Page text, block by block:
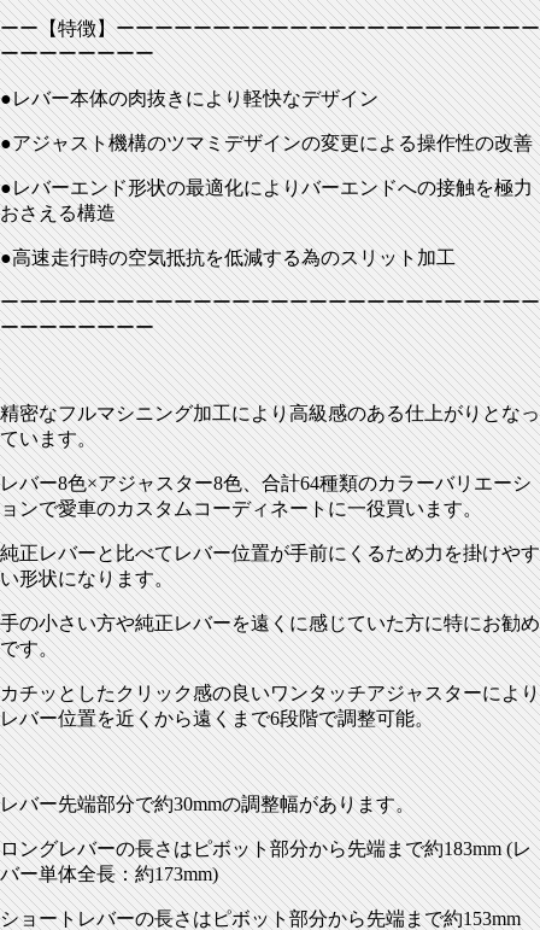
ーー【特徴】ーーーーーーーーーーーーーーーーーーーーーー
ーーーーーーーー
●レバー本体の肉抜きにより軽快なデザイン
●アジャスト機構のツマミデザインの変更による操作性の改善
●レバーエンド形状の最適化によりバーエンドへの接触を極力
おさえる構造
●高速走行時の空気抵抗を低減する為のスリット加工
ーーーーーーーーーーーーーーーーーーーーーーーーーーーー
ーーーーーーーー
精密なフルマシニング加工により高級感のある仕上がりとなっ
ています。
レバー8色×アジャスター8色、合計64種類のカラーバリエーシ
ョンで愛車のカスタムコーディネートに一役買います。
純正レバーと比べてレバー位置が手前にくるため力を掛けやす
い形状になります。
手の小さい方や純正レバーを遠くに感じていた方に特にお勧め
です。
カチッとしたクリック感の良いワンタッチアジャスターにより
レバー位置を近くから遠くまで6段階で調整可能。
レバー先端部分で約30mmの調整幅があります。
ロングレバーの長さはピボット部分から先端まで約183mm (レ
バー単体全長：約173mm)
ショートレバーの長さはピボット部分から先端まで約153mm